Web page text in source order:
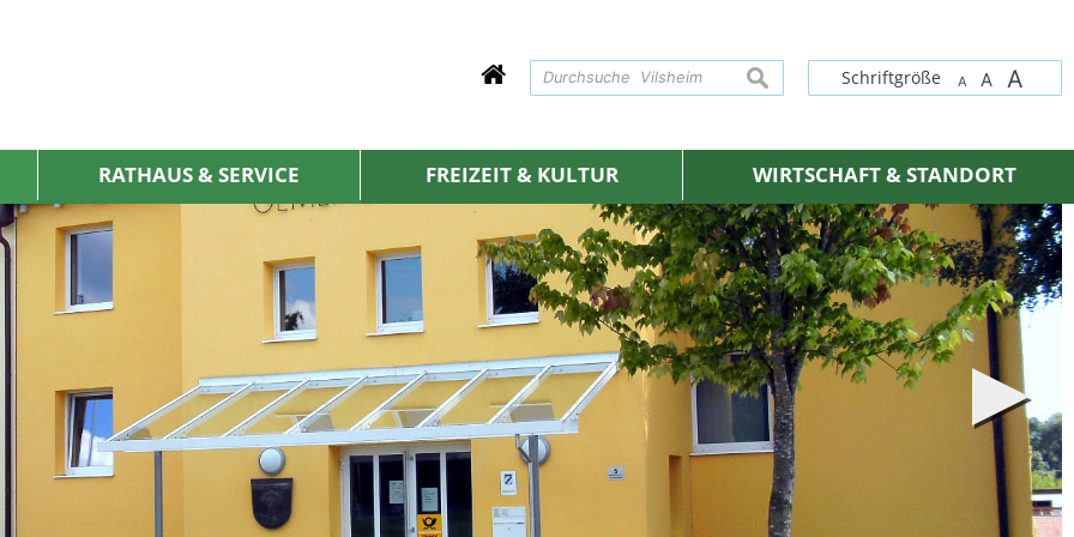
Schriftgröße A A A
suchen
RATHAUS & SERVICE FREIZEIT & KULTUR WIRTSCHAFT & STANDORT